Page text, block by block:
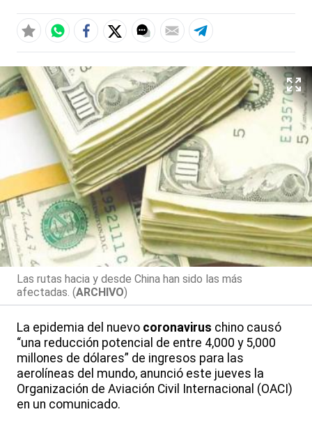
Las rutas hacia y desde China han sido las más
afectadas. (ARCHIVO)
La epidemia del nuevo coronavirus chino causó
“una reducción potencial de entre 4,000 y 5,000
millones de dólares” de ingresos para las
aerolíneas del mundo, anunció este jueves la
Organización de Aviación Civil Internacional (OACI)
en un comunicado.